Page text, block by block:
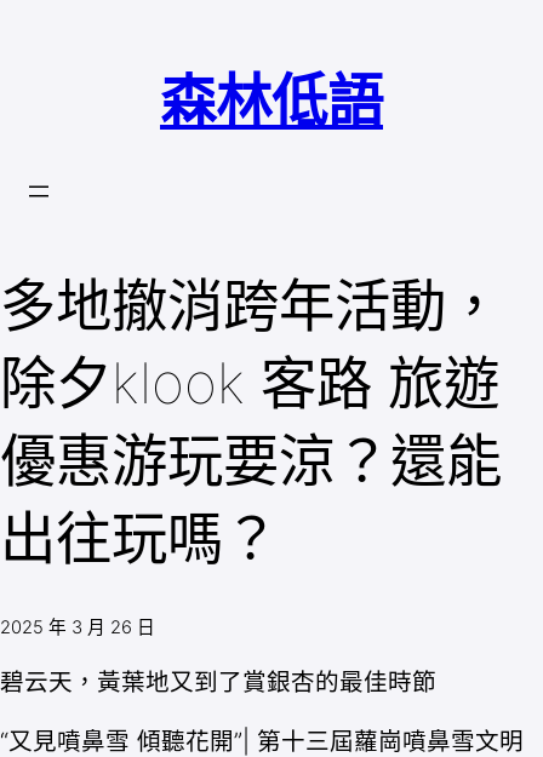
森林低語
多地撤消跨年活動，
除夕klook 客路 旅遊
優惠游玩要涼？還能
出往玩嗎？
2025 年 3 月 26 日
碧云天，黃葉地又到了賞銀杏的最佳時節
“又見噴鼻雪 傾聽花開”| 第十三屆蘿崗噴鼻雪文明